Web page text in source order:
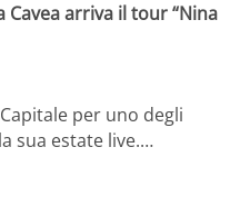
Cavea arriva il tour “Nina
per uno degli
sua estate live.…